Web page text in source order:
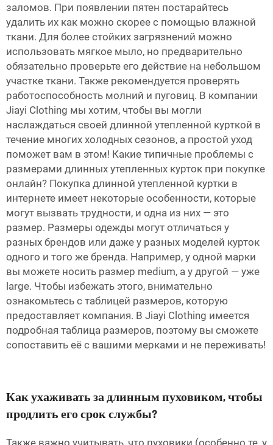
заломов. При появлении пятен постарайтесь
удалить их как можно скорее с помощью влажной
ткани. Для более стойких загрязнений можно
использовать мягкое мыло, но предварительно
обязательно проверьте его действие на небольшом
участке ткани. Также рекомендуется проверять
работоспособность молний и пуговиц. В компании
Jiayi Clothing мы хотим, чтобы вы могли
наслаждаться своей длинной утепленной курткой в
течение многих холодных сезонов, а простой уход
поможет вам в этом! Какие типичные проблемы с
размерами длинных утепленных курток при покупке
онлайн? Покупка длинной утепленной куртки в
интернете имеет некоторые особенности, которые
могут вызвать трудности, и одна из них — это
размер. Размеры одежды могут отличаться у
разных брендов или даже у разных моделей курток
одного и того же бренда. Например, у одной марки
вы можете носить размер medium, а у другой — уже
large. Чтобы избежать этого, внимательно
ознакомьтесь с таблицей размеров, которую
предоставляет компания. В Jiayi Clothing имеется
подробная таблица размеров, поэтому вы сможете
сопоставить её с вашими мерками и не переживать!
Как ухаживать за длинным пуховиком, чтобы
продлить его срок службы?